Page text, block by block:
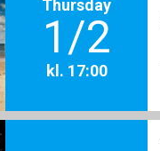
Thursday
1/2
kl. 17:00